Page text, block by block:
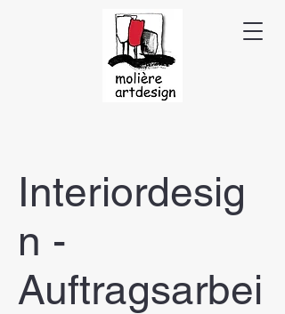
Interiordesig
n -
Auftragsarbei